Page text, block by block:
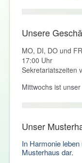
Unsere
MO, DI, DO und
17:00 Uhr
Sekretariatszeiten
Mittwochs ist
Unser
In Harmonie
Musterhaus dar.